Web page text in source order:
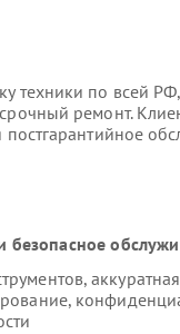
техники по всей
ремонт.
постгарантийное